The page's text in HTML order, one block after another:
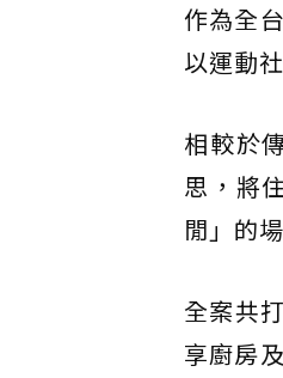
作為全
以運動
相較於
思，將
閒」的
全案共
享廚房